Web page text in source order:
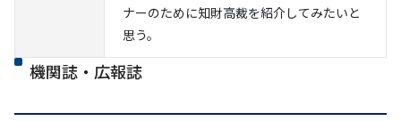
ナーのために知財高裁を紹介してみたいと
思う。
機関誌・広報誌